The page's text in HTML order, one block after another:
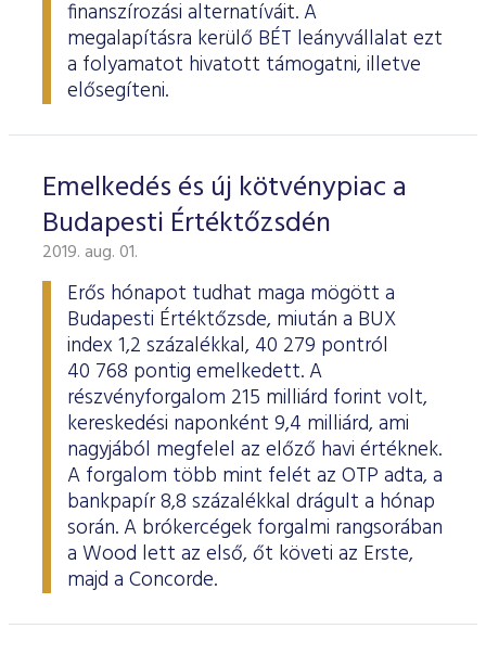
finanszírozási alternatíváit. A
megalapításra kerülő BÉT leányvállalat ezt
a folyamatot hivatott támogatni, illetve
elősegíteni.
Emelkedés és új kötvénypiac a
Budapesti Értéktőzsdén
2019. aug. 01.
Erős hónapot tudhat maga mögött a
Budapesti Értéktőzsde, miután a BUX
index 1,2 százalékkal, 40 279 pontról
40 768 pontig emelkedett. A
részvényforgalom 215 milliárd forint volt,
kereskedési naponként 9,4 milliárd, ami
nagyjából megfelel az előző havi értéknek.
A forgalom több mint felét az OTP adta, a
bankpapír 8,8 százalékkal drágult a hónap
során. A brókercégek forgalmi rangsorában
a Wood lett az első, őt követi az Erste,
majd a Concorde.